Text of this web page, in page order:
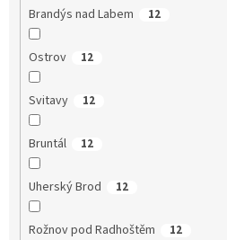
Brandýs nad Labem 12
Ostrov 12
Svitavy 12
Bruntál 12
Uherský Brod 12
Rožnov pod Radhoštěm 12